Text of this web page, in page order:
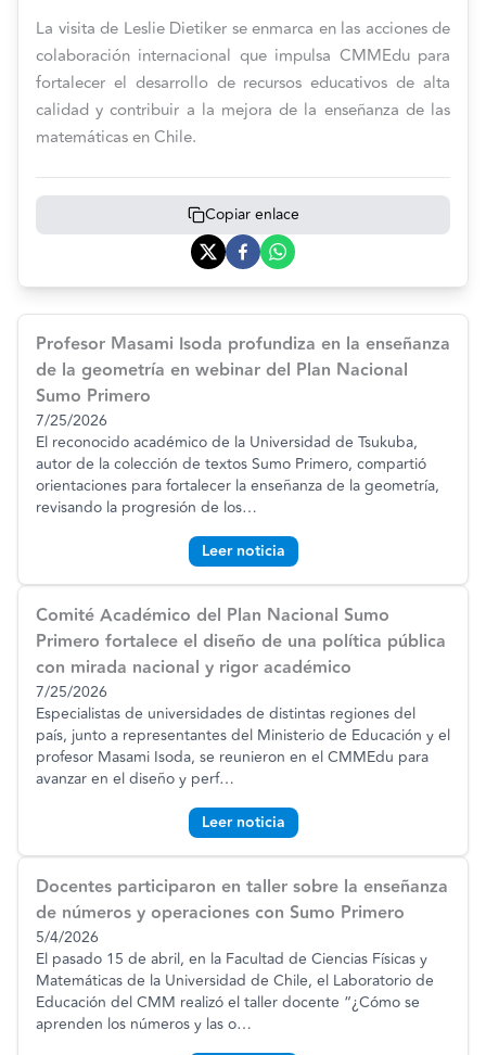
La visita de Leslie Dietiker se enmarca en las acciones de
colaboración internacional que impulsa CMMEdu para
fortalecer el desarrollo de recursos educativos de alta
calidad y contribuir a la mejora de la enseñanza de las
matemáticas en Chile.
Copiar enlace
Profesor Masami Isoda profundiza en la enseñanza
de la geometría en webinar del Plan Nacional
Sumo Primero
7/25/2026
El reconocido académico de la Universidad de Tsukuba,
autor de la colección de textos Sumo Primero, compartió
orientaciones para fortalecer la enseñanza de la geometría,
revisando la progresión de los…
Leer noticia
Comité Académico del Plan Nacional Sumo
Primero fortalece el diseño de una política pública
con mirada nacional y rigor académico
7/25/2026
Especialistas de universidades de distintas regiones del
país, junto a representantes del Ministerio de Educación y el
profesor Masami Isoda, se reunieron en el CMMEdu para
avanzar en el diseño y perf…
Leer noticia
Docentes participaron en taller sobre la enseñanza
de números y operaciones con Sumo Primero
5/4/2026
El pasado 15 de abril, en la Facultad de Ciencias Físicas y
Matemáticas de la Universidad de Chile, el Laboratorio de
Educación del CMM realizó el taller docente “¿Cómo se
aprenden los números y las o…